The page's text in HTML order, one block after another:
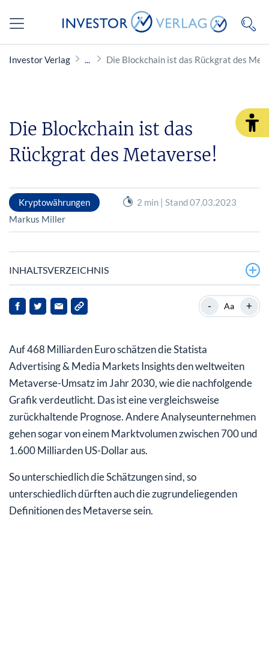
Investor Verlag Die Blockchain ist das Rückgrat des
Die Blockchain ist das
Rückgrat des Metaverse!
Kryptowährungen
2 min | Stand 07.03.2023
Markus Miller
INHALTSVERZEICHNIS
Das Metaverse verbindet virtuelle Räume mit der
realen Welt!
Zukunft liegt in der Blockchain-Technologie!
- Aa +
Auf 468 Milliarden Euro schätzen die Statista
Advertising & Media Markets Insights den weltweiten
Metaverse-Umsatz im Jahr 2030, wie die nachfolgende
Grafik verdeutlicht. Das ist eine vergleichsweise
zurückhaltende Prognose. Andere Analyseunternehmen
gehen sogar von einem Marktvolumen zwischen 700 und
1.600 Milliarden US-Dollar aus.
So unterschiedlich die Schätzungen sind, so
unterschiedlich dürften auch die zugrundeliegenden
Definitionen des Metaverse sein.